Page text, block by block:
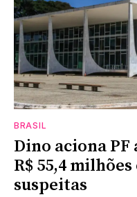
BRASIL
Dino aciona PF
R$ 55,4
suspeitas